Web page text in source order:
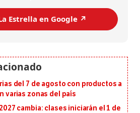
Estrella en Google ↗️
del 7 de agosto con productos a
varias zonas del país
cambia: clases iniciarán el 1 de